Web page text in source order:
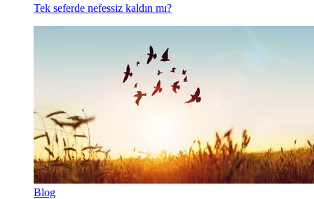
Tek seferde nefessiz kaldın mı?
Blog